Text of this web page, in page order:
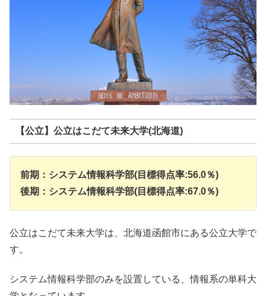
【公立】公立はこだて未来大学(北海道)
前期：システム情報科学部(目標得点率:56.0％)
後期：システム情報科学部(目標得点率:67.0％)
公立はこだて未来大学は、北海道函館市にある公立大学で
す。
システム情報科学部のみを設置している、情報系の単科大